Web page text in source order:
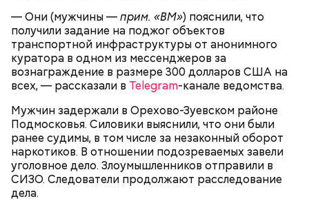
— Они (мужчины —прим. «ВМ») пояснили, что
получили задание на поджог объектов
транспортной инфраструктуры от анонимного
куратора в одном из мессенджеров за
вознаграждение в размере 300 долларов США на
всех, — рассказали в Telegram-канале ведомства.
Мужчин задержали в Орехово-Зуевском районе
Подмосковья. Силовики выяснили, что они были
ранее судимы, в том числе за незаконный оборот
наркотиков. В отношении подозреваемых завели
уголовное дело. Злоумышленников отправили в
СИЗО. Следователи продолжают расследование
дела.
Родственники обналичивали деньги и возвращали
их Гасанову. А чтобы пользоваться деньгами и не
вызвать подозрений у налоговой, Гасанов либо
распределял их между еще несколькими счетами,
либопокупал на них квартиры.
поднялись домой. У него ухудшилось самочувствие
через сутки... Его увезли в больницу,
реанимировали, и там он скончался, — рассказывал
Миссюра на допросе.